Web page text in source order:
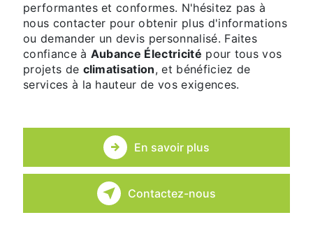
performantes et conformes. N'hésitez pas à
nous contacter pour obtenir plus d'informations
ou demander un devis personnalisé. Faites
confiance à Aubance Électricité pour tous vos
projets de climatisation, et bénéficiez de
services à la hauteur de vos exigences.
En savoir plus
Contactez-nous